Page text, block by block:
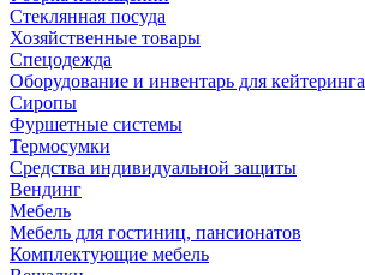
Стеклянная посуда
Хозяйственные товары
Спецодежда
Оборудование и инвентарь для кейтеринга
Сиропы
Фуршетные системы
Термосумки
Средства индивидуальной защиты
Вендинг
Мебель
Мебель для гостиниц, пансионатов
Комплектующие мебель